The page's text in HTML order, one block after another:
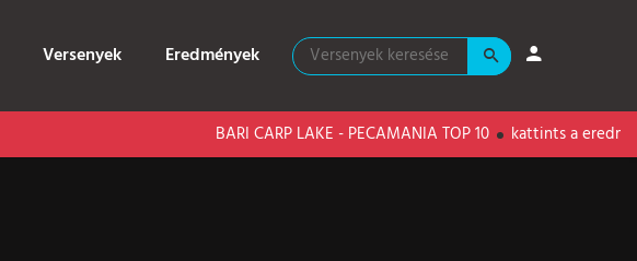
Versenyek Eredmények
BARI CARP LAKE - PECAMANIA TOP 10 kattints a eredményekért!